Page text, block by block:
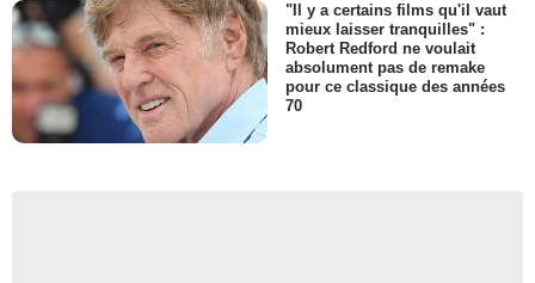
"Il y a certains films qu'il vaut
mieux laisser tranquilles" :
Robert Redford ne voulait
absolument pas de remake
pour ce classique des années
70